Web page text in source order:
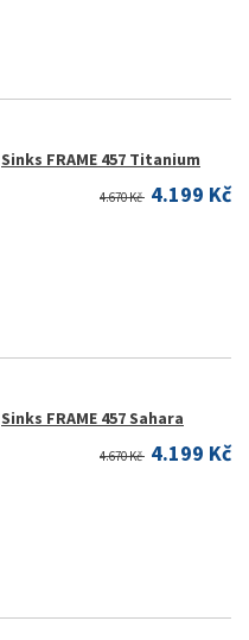
Sinks FRAME 457 Titanium
4.670 Kč 4.199 Kč
Sinks FRAME 457 Sahara
4.670 Kč 4.199 Kč